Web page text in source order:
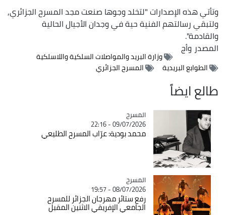
وتأتي هذه الإصدارات "لتخلد وجوها صنعت مجد المسرح الجزائري,
ولتبقي رسالتهم الفنية حية في وجدان الأجيال الحالية
والقادمة".
المصدروأج
وزارة البريد والمواصلات السلكية واللاسلكية
الطوابع البريدية
المسرح الجزائري
طالع ايضاً
Catégorie
المسرح
09/07/2026 - 22:16
محمد بودية: عرّاب المسرح الطليعي
Catégorie
المسرح
08/07/2026 - 19:57
رفع ستائر مهرجان الجزائر للمسرح
الجامعي الإفريقي الاثنين المقبل